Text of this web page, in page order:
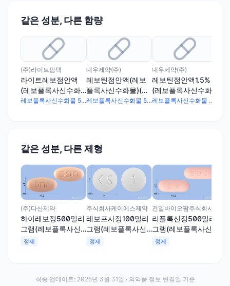
같은 성분, 다른 함량
(주)라이트팜텍
라이트레보점안액
(레보플록사신수화
물)
레보플록사신수화물 5mg
대우제약(주)
레보틴점안액(레보
플록사신수화물)(수
출용)
레보플록사신수화물 5mg
대우제약(주)
레보틴점안액1.5%
(레보플록사신수화
물)
레보플록사신수화물 30mg
같은 성분, 다른 제형
(주)다산제약
하이레보정500밀리
그램(레보플록사신
수화물)
정제
주식회사케이에스제약
레보프사정100밀리
그램(레보플록사신
수화물)
정제
건일바이오팜주식회사
리플록신정500밀리
그램(레보플록사신
수화물)
정제
최종 업데이트: 2025년 3월 31일 · 의약품 정보 변경일 기준